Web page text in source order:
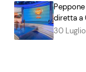
diretta a
30